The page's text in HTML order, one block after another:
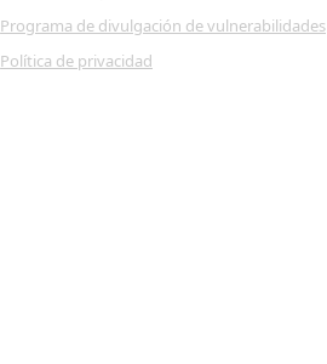
Programa de divulgación de vulnerabilidades
Política de privacidad